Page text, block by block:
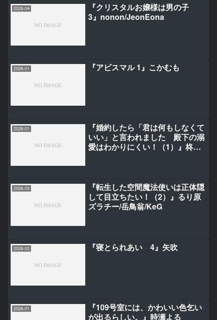
2026-04
『クリスタルお嬢様は男の子
3』nonon/JeonEona
2026-01 『アビスマル 1』こかむも
2026-01
『婚約したら「君は何もしなくて
いい」と言われました 殿下の溺
愛はわかりにくい！（1）』柊一
2026-03
『転生した空間魔法使いは正体隠
して目立ちたい！（2）』るり原
ズラチー/岳鳥翁/KeG
2026-02 『寝とられあい 4』矢吹
2026-01
『109号室には、かわいい色乞い
が出るらしい。』時瀬よる